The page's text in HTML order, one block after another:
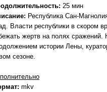
25 мин
Республика Сан-
Власти республики в скором
жертв на полях
истории Лены,
сезоне.
mkv